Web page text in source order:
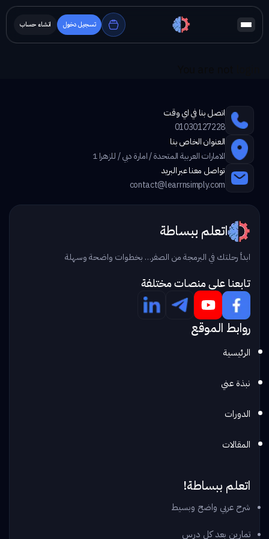
تسجيل دخول انشاء حساب
اتصل بنا في اي وقت
01030127228
العنوان الخاص بنا
الامارات العربية المتحدة / امارة دبي / للزهرا 1
تواصل معنا عبر البريد
contact@learrnsimply.com
اتعلم ببساطة
ابدأ رحلتك في البرمجة من الصفر… بخطوات واضحة وسهلة
تابعنا علي منصات مختلفة
روابط الموقع
الرئيسية
نبذة عني
الدورات
المقالات
اتعلم ببساطة!
شرح عربي واضح وبسيط
تمارين بعد كل درس